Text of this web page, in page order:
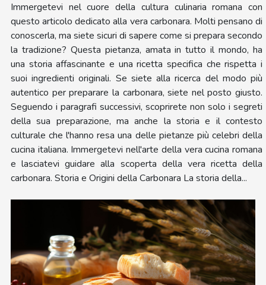
Immergetevi nel cuore della cultura culinaria romana con
questo articolo dedicato alla vera carbonara. Molti pensano di
conoscerla, ma siete sicuri di sapere come si prepara secondo
la tradizione? Questa pietanza, amata in tutto il mondo, ha
una storia affascinante e una ricetta specifica che rispetta i
suoi ingredienti originali. Se siete alla ricerca del modo più
autentico per preparare la carbonara, siete nel posto giusto.
Seguendo i paragrafi successivi, scoprirete non solo i segreti
della sua preparazione, ma anche la storia e il contesto
culturale che l'hanno resa una delle pietanze più celebri della
cucina italiana. Immergetevi nell'arte della vera cucina romana
e lasciatevi guidare alla scoperta della vera ricetta della
carbonara. Storia e Origini della Carbonara La storia della...